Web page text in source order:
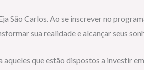
São Carlos. Ao se inscrever no
sua realidade e alcançar seus
que estão dispostos a investir